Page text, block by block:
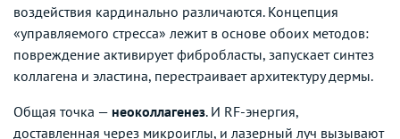
воздействия кардинально различаются. Концепция
«управляемого стресса» лежит в основе обоих методов:
повреждение активирует фибробласты, запускает синтез
коллагена и эластина, перестраивает архитектуру дермы.
Общая точка — неоколлагенез. И RF-энергия,
доставленная через микроиглы, и лазерный луч вызывают